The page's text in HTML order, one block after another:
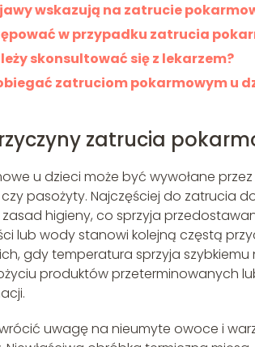
wskazują na zatrucie
w przypadku zatrucia
skonsultować się z lekarzem?
zatruciom pokarmowym u
zatrucia
u dzieci może być wywołane
pasożyty. Najczęściej do zatrucia
higieny, co sprzyja
lub wody stanowi kolejną częstą
gdy temperatura sprzyja
produktów przeterminowanych
uwagę na nieumyte owoce i